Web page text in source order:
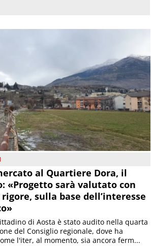
al Quartiere Dora, il
«Progetto sarà valutato con
sulla base dell’interesse
di Aosta è stato audito nella quarta
del Consiglio regionale, dove ha
l'iter, al momento, sia ancora ferm...